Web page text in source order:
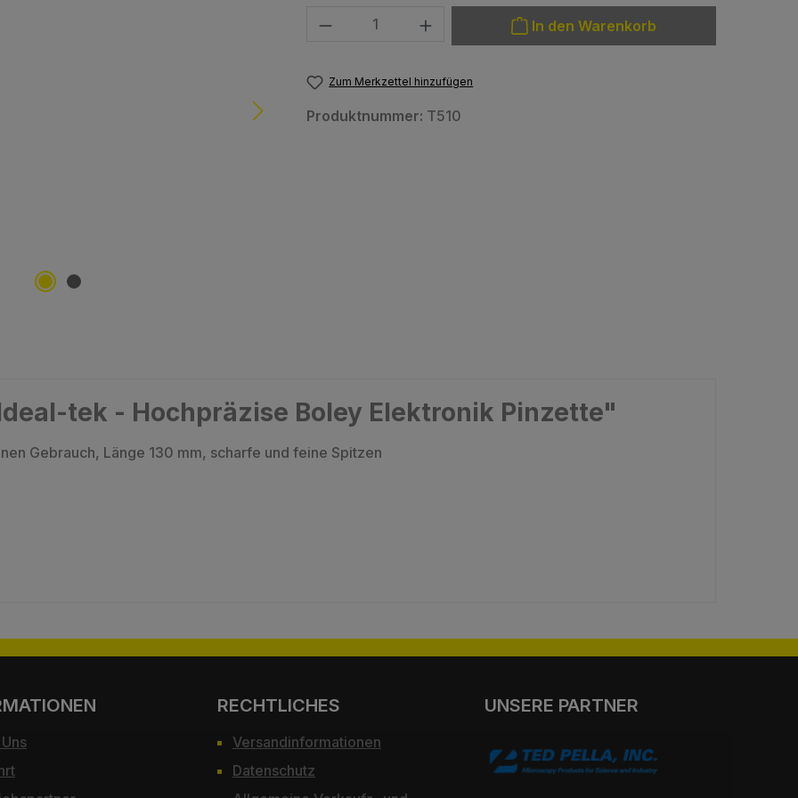
Produkt Anzahl: Gib den gewünschten Wert ein oder benutze die
In den Warenkorb
Zum Merkzettel hinzufügen
Produktnummer: T510
tek - Hochpräzise Boley Elektronik Pinzette"
Gebrauch, Länge 130 mm, scharfe und feine Spitzen
RECHTLICHES
Versandinformationen
Datenschutz
UNSERE PARTNER